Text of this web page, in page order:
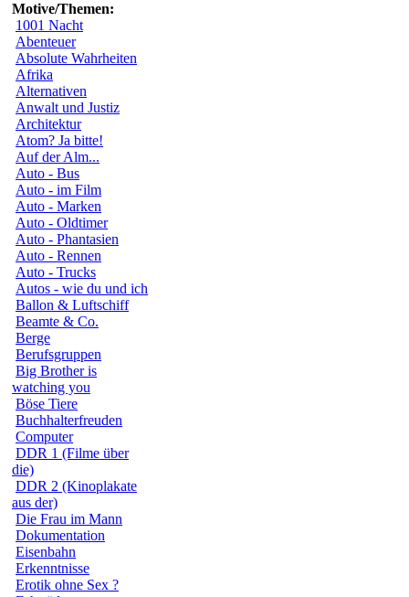
Motive/Themen:
1001 Nacht
Abenteuer
Absolute Wahrheiten
Afrika
Alternativen
Anwalt und Justiz
Architektur
Atom? Ja bitte!
Auf der Alm...
Auto - Bus
Auto - im Film
Auto - Marken
Auto - Oldtimer
Auto - Phantasien
Auto - Rennen
Auto - Trucks
Autos - wie du und ich
Ballon & Luftschiff
Beamte & Co.
Berge
Berufsgruppen
Big Brother is
watching you
Böse Tiere
Buchhalterfreuden
Computer
DDR 1 (Filme über
die)
DDR 2 (Kinoplakate
aus der)
Die Frau im Mann
Dokumentation
Eisenbahn
Erkenntnisse
Erotik ohne Sex ?